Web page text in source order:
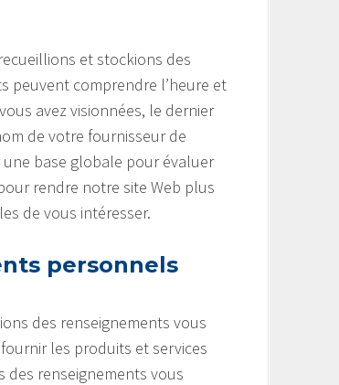
et stockions des
peuvent comprendre l’heure et
avez visionnées, le dernier
de votre fournisseur de
base globale pour évaluer
rendre notre site Web plus
de vous intéresser.
personnels
des renseignements vous
les produits et services
des renseignements vous